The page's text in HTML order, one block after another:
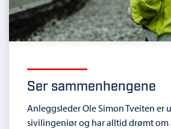
Ser sammenhengene
Anleggsleder Ole Simon Tveiten er
sivilingeniør og har alltid drømt om